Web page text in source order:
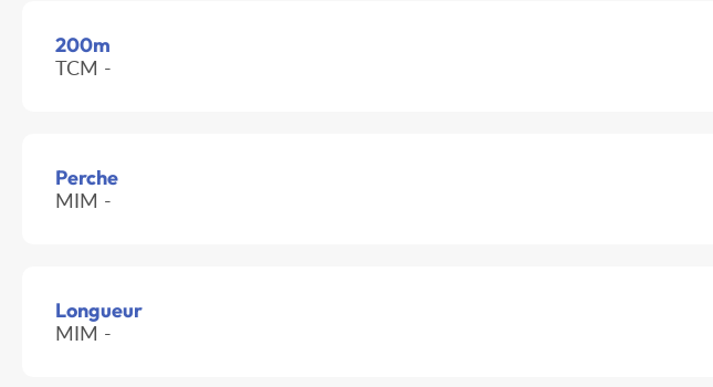
200m
TCM -
Perche
MIM -
Longueur
MIM -